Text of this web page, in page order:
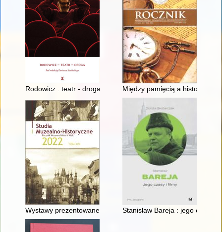
Rodowicz : teatr - droga Między pamięcią a historią :
Wystawy prezentowane w Muzeum Historii Kielc w latach
Stanisław Bareja : jego czasy i